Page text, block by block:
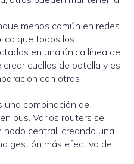
menos común en redes
que todos los
en una única línea de
cuellos de botella y es
con otras
una combinación de
bus. Varios routers se
central, creando una
gestión más efectiva del